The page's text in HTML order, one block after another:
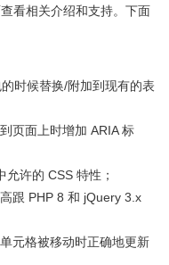
看相关介绍和支持。下面
时候替换/附加到现有的表
页面上时增加 ARIA 标
允许的 CSS 特性；
跟 PHP 8 和 jQuery 3.x
元格被移动时正确地更新